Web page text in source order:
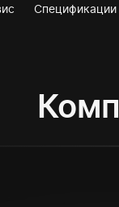
Спецификации